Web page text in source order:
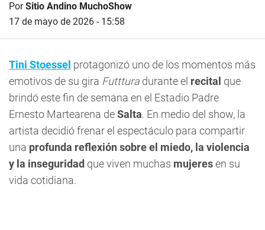
PorSitio Andino MuchoShow
17 de mayo de 2026 - 15:58
Tini Stoessel protagonizó uno de los momentos más
emotivos de su gira Futttura durante el recital que
brindó este fin de semana en el Estadio Padre
Ernesto Martearena deSalta. En medio del show, la
artista decidió frenar el espectáculo para compartir
una profunda reflexión sobre el miedo, la violencia
y la inseguridad que viven muchas mujeresen su
vida cotidiana.